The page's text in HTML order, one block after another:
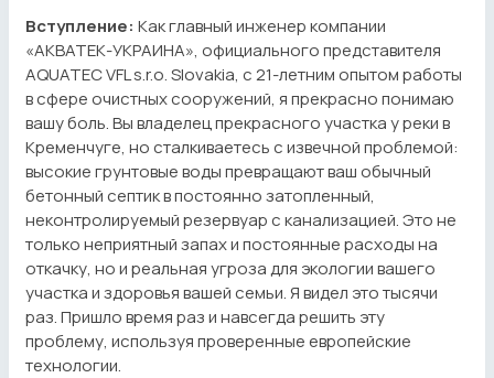
Вступление: Как главный инженер компании
«АКВАТЕК-УКРАИНА», официального представителя
AQUATEC VFL s.r.o. Slovakia, с 21-летним опытом работы
в сфере очистных сооружений, я прекрасно понимаю
вашу боль. Вы владелец прекрасного участка у реки в
Кременчуге, но сталкиваетесь с извечной проблемой:
высокие грунтовые воды превращают ваш обычный
бетонный септик в постоянно затопленный,
неконтролируемый резервуар с канализацией. Это не
только неприятный запах и постоянные расходы на
откачку, но и реальная угроза для экологии вашего
участка и здоровья вашей семьи. Я видел это тысячи
раз. Пришло время раз и навсегда решить эту
проблему, используя проверенные европейские
технологии.